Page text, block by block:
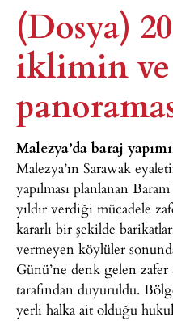
(Dosya)
iklimin
Malezya’da baraj
Malezya’ın Sarawak
yapılması planlanan
yıldır verdiği mücadele
kararlı bir şekilde
vermeyen köylüler
Günü’ne denk gelen
tarafından duyuruldu.
yerli halka ait olduğu